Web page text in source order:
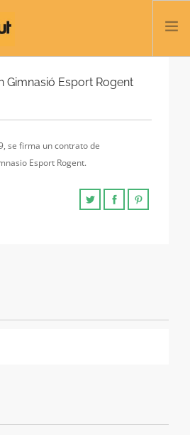
Gimnasió Esport Rogent
se firma un contrato de
Esport Rogent.